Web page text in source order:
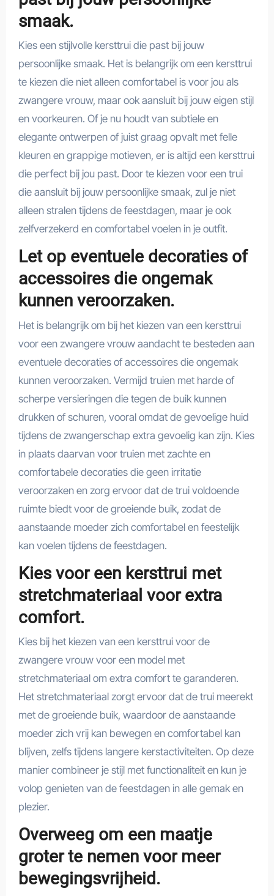
smaak.
Kies een stijlvolle kersttrui die past bij jouw
persoonlijke smaak. Het is belangrijk om een kersttrui
te kiezen die niet alleen comfortabel is voor jou als
zwangere vrouw, maar ook aansluit bij jouw eigen stijl
en voorkeuren. Of je nu houdt van subtiele en
elegante ontwerpen of juist graag opvalt met felle
kleuren en grappige motieven, er is altijd een kersttrui
die perfect bij jou past. Door te kiezen voor een trui
die aansluit bij jouw persoonlijke smaak, zul je niet
alleen stralen tijdens de feestdagen, maar je ook
zelfverzekerd en comfortabel voelen in je outfit.
Let op eventuele decoraties of
accessoires die ongemak
kunnen veroorzaken.
Het is belangrijk om bij het kiezen van een kersttrui
voor een zwangere vrouw aandacht te besteden aan
eventuele decoraties of accessoires die ongemak
kunnen veroorzaken. Vermijd truien met harde of
scherpe versieringen die tegen de buik kunnen
drukken of schuren, vooral omdat de gevoelige huid
tijdens de zwangerschap extra gevoelig kan zijn. Kies
in plaats daarvan voor truien met zachte en
comfortabele decoraties die geen irritatie
veroorzaken en zorg ervoor dat de trui voldoende
ruimte biedt voor de groeiende buik, zodat de
aanstaande moeder zich comfortabel en feestelijk
kan voelen tijdens de feestdagen.
Kies voor een kersttrui met
stretchmateriaal voor extra
comfort.
Kies bij het kiezen van een kersttrui voor de
zwangere vrouw voor een model met
stretchmateriaal om extra comfort te garanderen.
Het stretchmateriaal zorgt ervoor dat de trui meerekt
met de groeiende buik, waardoor de aanstaande
moeder zich vrij kan bewegen en comfortabel kan
blijven, zelfs tijdens langere kerstactiviteiten. Op deze
manier combineer je stijl met functionaliteit en kun je
volop genieten van de feestdagen in alle gemak en
plezier.
Overweeg om een maatje
groter te nemen voor meer
bewegingsvrijheid.